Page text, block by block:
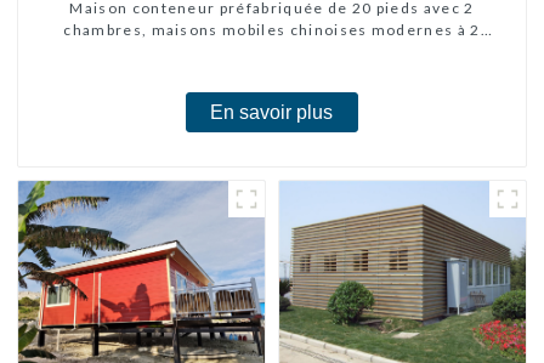
Maison conteneur préfabriquée de 20 pieds avec 2
chambres, maisons mobiles chinoises modernes à 2
En savoir plus